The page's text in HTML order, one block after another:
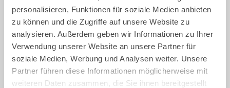
personalisieren, Funktionen für soziale Medien anbieten
zu können und die Zugriffe auf unsere Website zu
analysieren. Außerdem geben wir Informationen zu Ihrer
Verwendung unserer Website an unsere Partner für
soziale Medien, Werbung und Analysen weiter. Unsere
Partner führen diese Informationen möglicherweise mit
weiteren Daten zusammen, die Sie ihnen bereitgestellt
Mechanische Anbauwerkzeuge/ CASE
CX18C